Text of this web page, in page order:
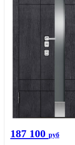
187 100 руб